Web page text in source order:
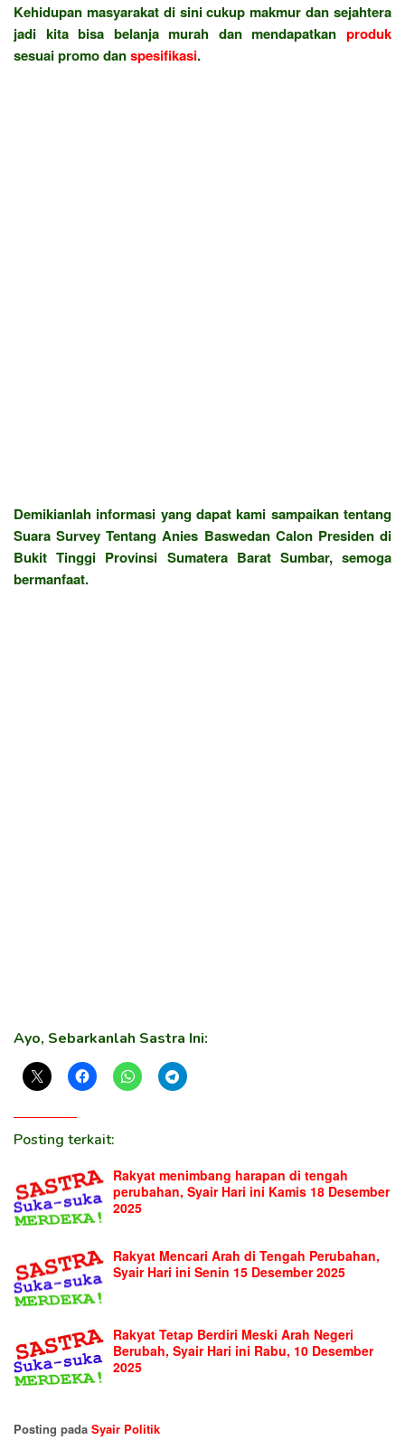
Kehidupan masyarakat di sini cukup makmur dan sejahtera
jadi kita bisa belanja murah dan mendapatkan produk
sesuai promo danspesifikasi.
Demikianlah informasi yang dapat kami sampaikan tentang
Suara Survey Tentang Anies Baswedan Calon Presiden di
Bukit Tinggi Provinsi Sumatera Barat Sumbar, semoga
bermanfaat.
Ayo, Sebarkanlah Sastra Ini:
Posting terkait:
Rakyat menimbang harapan di tengah
perubahan, Syair Hari ini Kamis 18 Desember
2025
Rakyat Mencari Arah di Tengah Perubahan,
Syair Hari ini Senin 15 Desember 2025
Rakyat Tetap Berdiri Meski Arah Negeri
Berubah, Syair Hari ini Rabu, 10 Desember
2025
Posting pada Syair Politik